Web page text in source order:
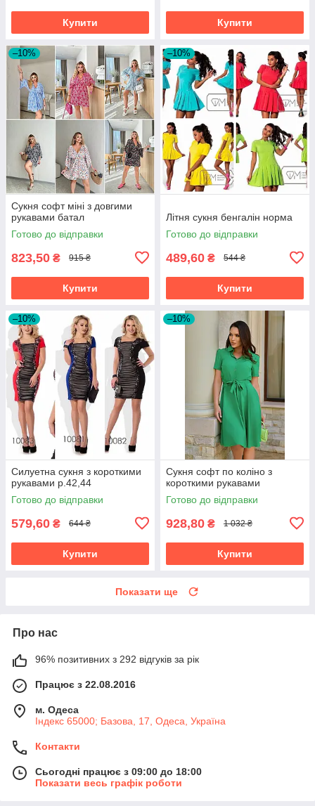
Купити Купити
–10%
Сукня софт міні з довгими
рукавами батал
Готово до відправки
823,50 ₴ 915 ₴
Купити
–10%
Літня сукня бенгалін норма
Готово до відправки
489,60 ₴ 544 ₴
Купити
–10%
Силуетна сукня з короткими
рукавами р.42,44
Готово до відправки
579,60 ₴ 644 ₴
Купити
–10%
Сукня софт по коліно з
короткими рукавами
Готово до відправки
928,80 ₴ 1 032 ₴
Купити
Показати ще
Про нас
96% позитивних з 292 відгуків за рік
Працює з 22.08.2016
м. Одеса
Індекс 65000; Базова, 17, Одеса, Україна
Контакти
Сьогодні працює з 09:00 до 18:00
Показати весь графік роботи